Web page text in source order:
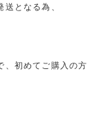
となる為、
、初めてご購入の方